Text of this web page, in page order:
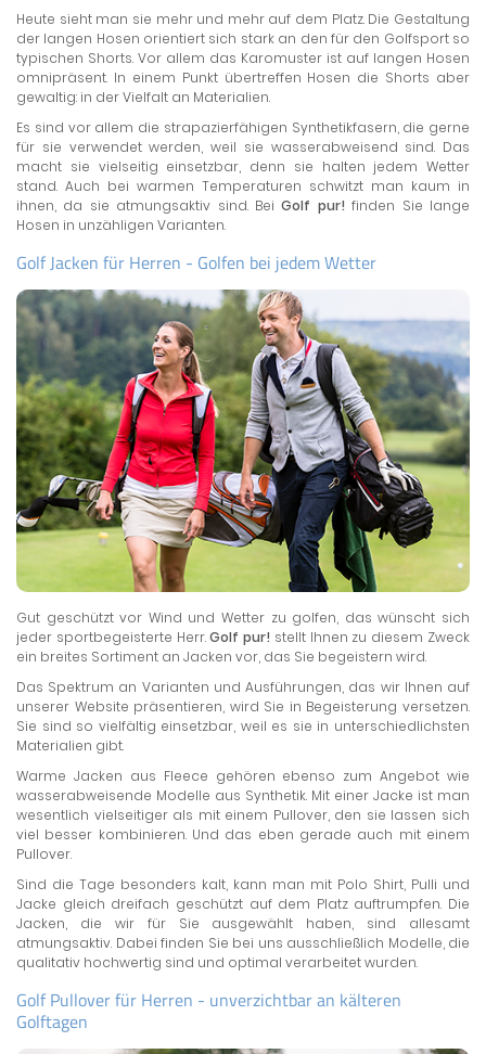
Heute sieht man sie mehr und mehr auf dem Platz. Die Gestaltung
der langen Hosen orientiert sich stark an den für den Golfsport so
typischen Shorts. Vor allem das Karomuster ist auf langen Hosen
omnipräsent. In einem Punkt übertreffen Hosen die Shorts aber
gewaltig: in der Vielfalt an Materialien.
Es sind vor allem die strapazierfähigen Synthetikfasern, die gerne
für sie verwendet werden, weil sie wasserabweisend sind. Das
macht sie vielseitig einsetzbar, denn sie halten jedem Wetter
stand. Auch bei warmen Temperaturen schwitzt man kaum in
ihnen, da sie atmungsaktiv sind. BeiGolf pur! finden Sie lange
Hosen in unzähligen Varianten.
Golf Jacken für Herren - Golfen bei jedem Wetter
Gut geschützt vor Wind und Wetter zu golfen, das wünscht sich
jeder sportbegeisterte Herr.Golf pur! stellt Ihnen zu diesem Zweck
ein breites Sortiment an Jacken vor, das Sie begeistern wird.
Das Spektrum an Varianten und Ausführungen, das wir Ihnen auf
unserer Website präsentieren, wird Sie in Begeisterung versetzen.
Sie sind so vielfältig einsetzbar, weil es sie in unterschiedlichsten
Materialien gibt.
Warme Jacken aus Fleece gehören ebenso zum Angebot wie
wasserabweisende Modelle aus Synthetik. Mit einer Jacke ist man
wesentlich vielseitiger als mit einem Pullover, den sie lassen sich
viel besser kombinieren. Und das eben gerade auch mit einem
Pullover.
Sind die Tage besonders kalt, kann man mit Polo Shirt, Pulli und
Jacke gleich dreifach geschützt auf dem Platz auftrumpfen. Die
Jacken, die wir für Sie ausgewählt haben, sind allesamt
atmungsaktiv. Dabei finden Sie bei uns ausschließlich Modelle, die
qualitativ hochwertig sind und optimal verarbeitet wurden.
Golf Pullover für Herren - unverzichtbar an kälteren
Golftagen